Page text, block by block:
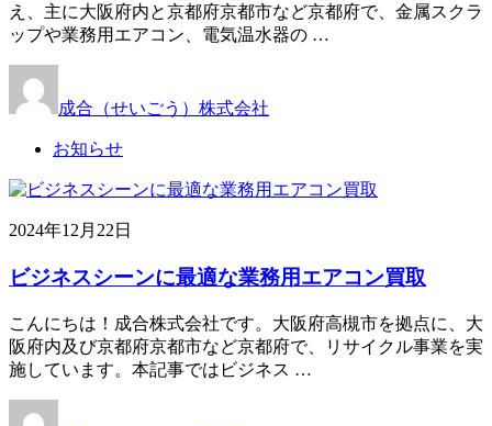
え、主に大阪府内と京都府京都市など京都府で、金属スクラ
ップや業務用エアコン、電気温水器の …
成合（せいごう）株式会社
お知らせ
2024年12月22日
ビジネスシーンに最適な業務用エアコン買取
こんにちは！成合株式会社です。大阪府高槻市を拠点に、大
阪府内及び京都府京都市など京都府で、リサイクル事業を実
施しています。本記事ではビジネス …